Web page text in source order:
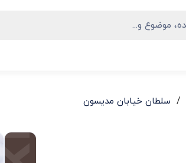
/ سلطان خیابان مدیسون